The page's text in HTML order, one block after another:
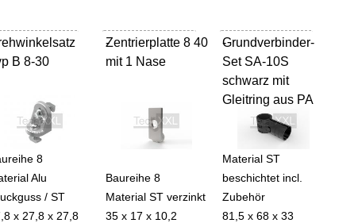
B 8-30
8
Alu
/ ST
x 27,8 x 27,8
Zentrierplatte 8 40
mit 1 Nase
-
Baureihe 8
Material ST verzinkt
35 x 17 x 10,2
Grundverbinder-
Set SA-10S
schwarz mit
Gleitring aus PA
-
Material ST
beschichtet incl.
Zubehör
81,5 x 68 x 33